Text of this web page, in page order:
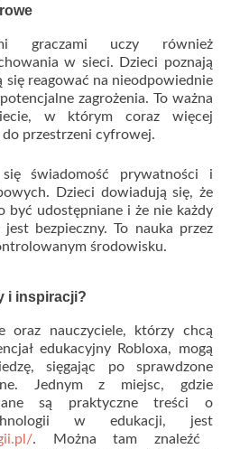
graczami uczy również
w sieci. Dzieci poznają
się reagować na nieodpowiednie
zagrożenia. To ważna
w którym coraz więcej
przestrzeni cyfrowej.
się świadomość prywatności i
Dzieci dowiadują się, że
być udostępniane i że nie każdy
bezpieczny. To nauka przez
środowisku.
i inspiracji?
oraz nauczyciele, którzy chcą
edukacyjny Robloxa, mogą
sięgając po sprawdzone
Jednym z miejsc, gdzie
są praktyczne treści o
w edukacji, jest
. Można tam znaleźć